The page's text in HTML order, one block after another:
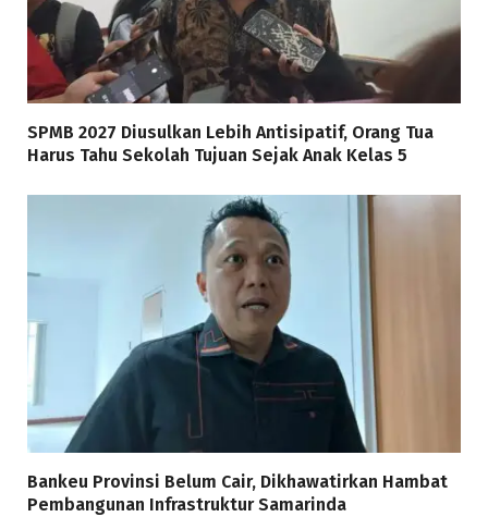
SPMB 2027 Diusulkan Lebih Antisipatif, Orang Tua
Harus Tahu Sekolah Tujuan Sejak Anak Kelas 5
Bankeu Provinsi Belum Cair, Dikhawatirkan Hambat
Pembangunan Infrastruktur Samarinda